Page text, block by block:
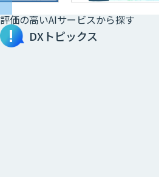
評価の高いAIサービスから探す
DXトピックス